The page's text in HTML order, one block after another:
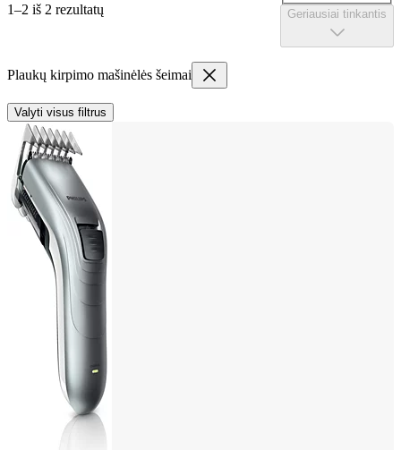
1–2 iš 2 rezultatų Geriausiai tinkantis
Plaukų kirpimo mašinėlės šeimai
Valyti visus filtrus